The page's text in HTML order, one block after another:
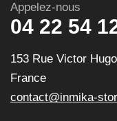
Appelez-nous
04 22 54
153 Rue Victor
France
contact@inmika-